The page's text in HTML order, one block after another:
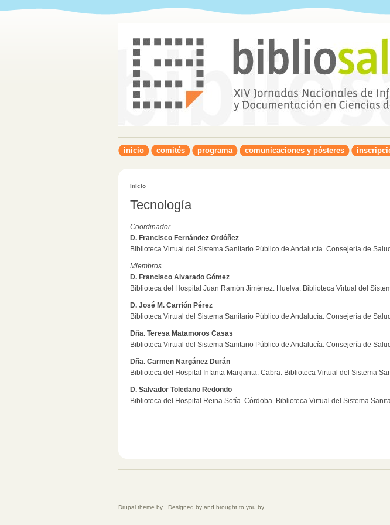
inicio comités programa comunicaciones y pósteres
inicio
Tecnología
Coordinador
D. Francisco Fernández Ordóñez
Biblioteca Virtual del Sistema Sanitario Público de Andalucía. Consejería de
Miembros
D. Francisco Alvarado Gómez
Biblioteca del Hospital Juan Ramón Jiménez. Huelva. Biblioteca Virtual del
D. José M. Carrión Pérez
Biblioteca Virtual del Sistema Sanitario Público de Andalucía. Consejería de
Dña. Teresa Matamoros Casas
Biblioteca Virtual del Sistema Sanitario Público de Andalucía. Consejería de
Dña. Carmen Nargánez Durán
Biblioteca del Hospital Infanta Margarita. Cabra. Biblioteca Virtual del Sistema
D. Salvador Toledano Redondo
Biblioteca del Hospital Reina Sofía. Córdoba. Biblioteca Virtual del Sistema
Drupal theme by . Designed by and brought to you by .